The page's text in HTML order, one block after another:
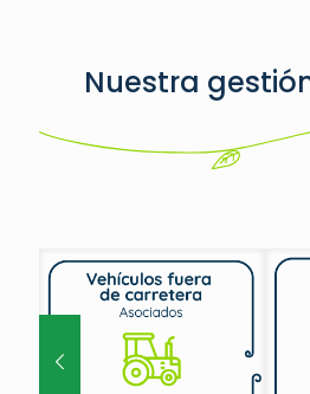
Nuestra